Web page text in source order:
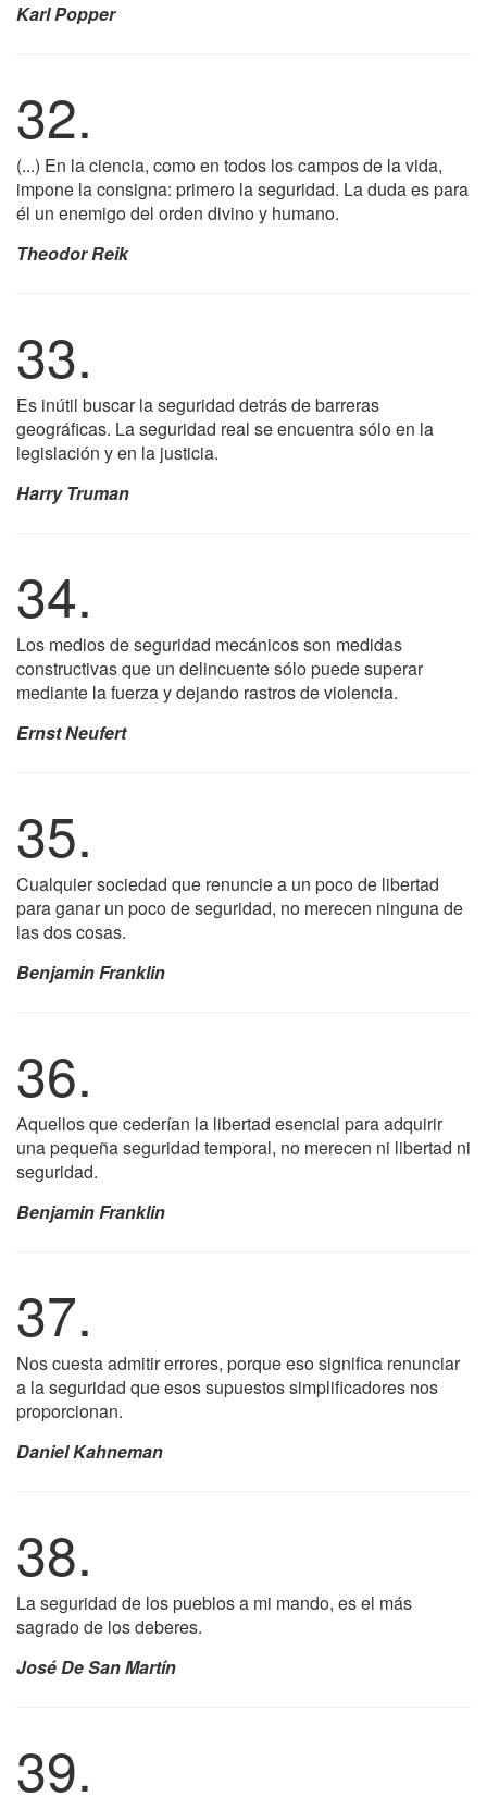
Karl Popper
32.
(...) En la ciencia, como en todos los campos de la vida,
impone la consigna: primero la seguridad. La duda es para
él un enemigo del orden divino y humano.
Theodor Reik
33.
Es inútil buscar la seguridad detrás de barreras
geográficas. La seguridad real se encuentra sólo en la
legislación y en la justicia.
Harry Truman
34.
Los medios de seguridad mecánicos son medidas
constructivas que un delincuente sólo puede superar
mediante la fuerza y dejando rastros de violencia.
Ernst Neufert
35.
Cualquier sociedad que renuncie a un poco de libertad
para ganar un poco de seguridad, no merecen ninguna de
las dos cosas.
Benjamin Franklin
36.
Aquellos que cederían la libertad esencial para adquirir
una pequeña seguridad temporal, no merecen ni libertad ni
seguridad.
Benjamin Franklin
37.
Nos cuesta admitir errores, porque eso significa renunciar
a la seguridad que esos supuestos simplificadores nos
proporcionan.
Daniel Kahneman
38.
La seguridad de los pueblos a mi mando, es el más
sagrado de los deberes.
José De San Martín
39.